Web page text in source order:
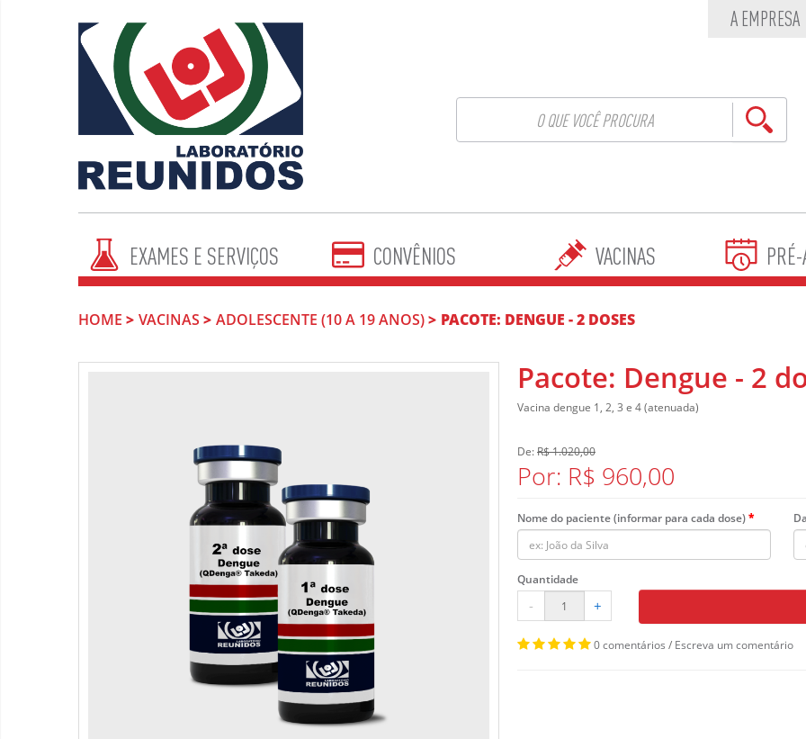
A EMPRESA
EXAMES E SERVIÇOS CONVÊNIOS VACINAS
HOME VACINAS ADOLESCENTE (10 A 19 ANOS) PACOTE: DENGUE - 2 DOSES
Pacote: Dengue - 2
Vacina dengue 1, 2, 3 e 4 (atenuada)
De:R$ 1.020,00
Por: R$ 960,00
Nome do paciente (informar para cada dose)
Quantidade
- +
0 comentários / Escreva um comentário